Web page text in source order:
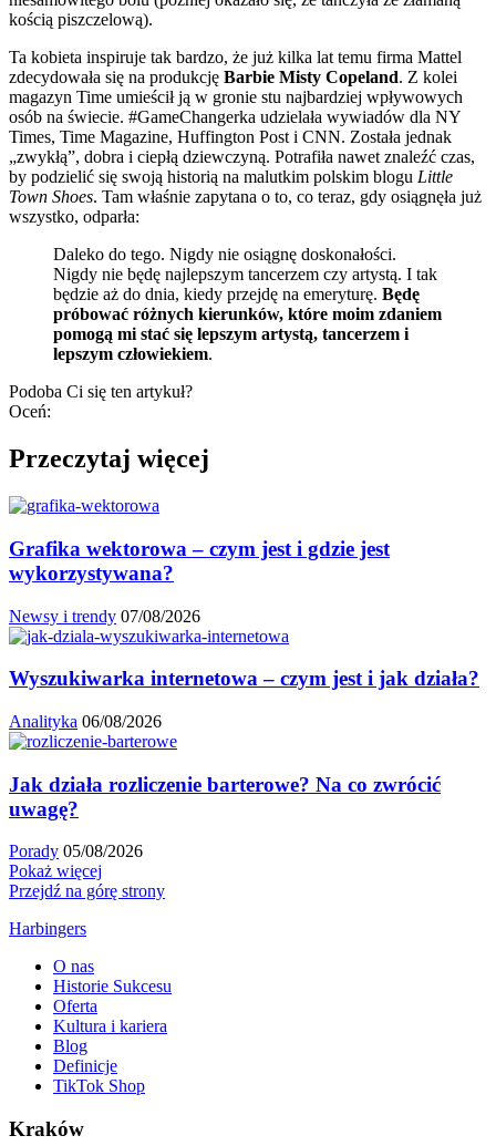
kością piszczelową).
Ta kobieta inspiruje tak bardzo, że już kilka lat temu firma Mattel
zdecydowała się na produkcję Barbie Misty Copeland. Z kolei
magazyn Time umieścił ją w gronie stu najbardziej wpływowych
osób na świecie. #GameChangerka udzielała wywiadów dla NY
Times, Time Magazine, Huffington Post i CNN. Została jednak
„zwykłą”, dobra i ciepłą dziewczyną. Potrafiła nawet znaleźć czas,
by podzielić się swoją historią na malutkim polskim blogu Little
Town Shoes. Tam właśnie zapytana o to, co teraz, gdy osiągnęła już
wszystko, odparła:
Daleko do tego. Nigdy nie osiągnę doskonałości.
Nigdy nie będę najlepszym tancerzem czy artystą. I tak
będzie aż do dnia, kiedy przejdę na emeryturę. Będę
próbować różnych kierunków, które moim zdaniem
pomogą mi stać się lepszym artystą, tancerzem i
lepszym człowiekiem.
Podoba Ci się ten artykuł?
Oceń:
Przeczytaj więcej
Grafika wektorowa – czym jest i gdzie jest
wykorzystywana?
Newsy i trendy 07/08/2026
Wyszukiwarka internetowa – czym jest i jak działa?
Analityka 06/08/2026
Jak działa rozliczenie barterowe? Na co zwrócić
uwagę?
Porady 05/08/2026
Pokaż więcej
Przejdź na górę strony
Harbingers
O nas
Historie Sukcesu
Oferta
Kultura i kariera
Blog
Definicje
TikTok Shop
Kraków